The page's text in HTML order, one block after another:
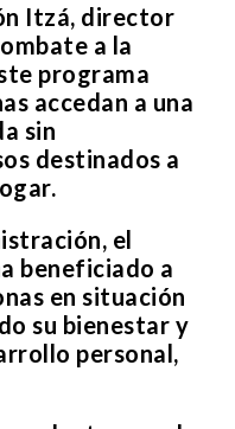
Itzá, director
a la
programa
accedan a una
sin
destinados a
el
beneficiado a
en situación
su bienestar y
personal,